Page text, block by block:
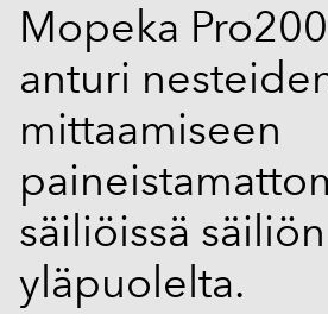
Mopeka
anturi
mittaamiseen
säiliöissä säiliön
yläpuolelta.